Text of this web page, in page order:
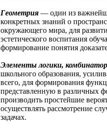
Геометрия — один из
конкретных знаний о
окружающего мира, для
эстетического воспитания
формирование понятия
Элементы логики,
школьного образования,
всего, для формирования
представленную в различных
производить простейшие
осуществлять рассмотрение
задачах.